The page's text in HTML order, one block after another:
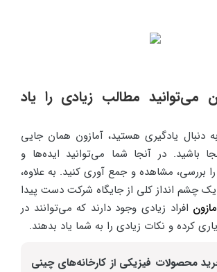
می‌توانید مطالب زیادی را یاد
دنبال یادگیری هستید، آمازون همان جایی
باشید. در آنجا شما می‌توانید ایده‌ها و
بررسی، مشاهده و جمع آوری کنید. به علاوه،
یک چشم انداز کلی از جایگاه شرکت دست پیدا
افراد زیادی وجود دارند که می‌توانند در
کرده و نکات زیادی را به شما یاد بدهند.
محصولات فیزیکی از کارخانه‌های چینی